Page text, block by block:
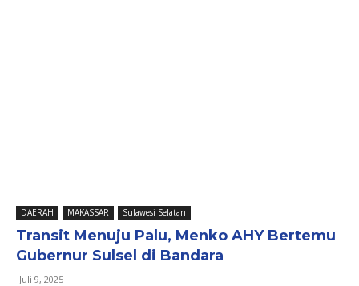
DAERAH MAKASSAR Sulawesi Selatan
Transit Menuju Palu, Menko AHY Bertemu
Gubernur Sulsel di Bandara
Juli 9, 2025